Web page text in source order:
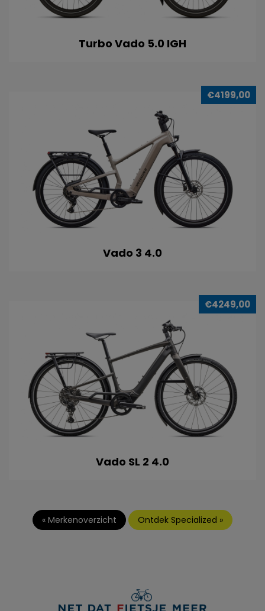
Turbo Vado 5.0 IGH
€4199,00
Vado 3 4.0
€4249,00
Vado SL 2 4.0
« Merkenoverzicht Ontdek Specialized »